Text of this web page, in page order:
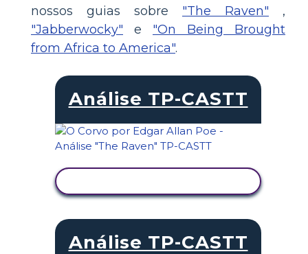
nossos guias sobre "The Raven" ,
"Jabberwocky" e "On Being Brought
from Africa to America".
Análise TP-CASTT
Análise TP-CASTT